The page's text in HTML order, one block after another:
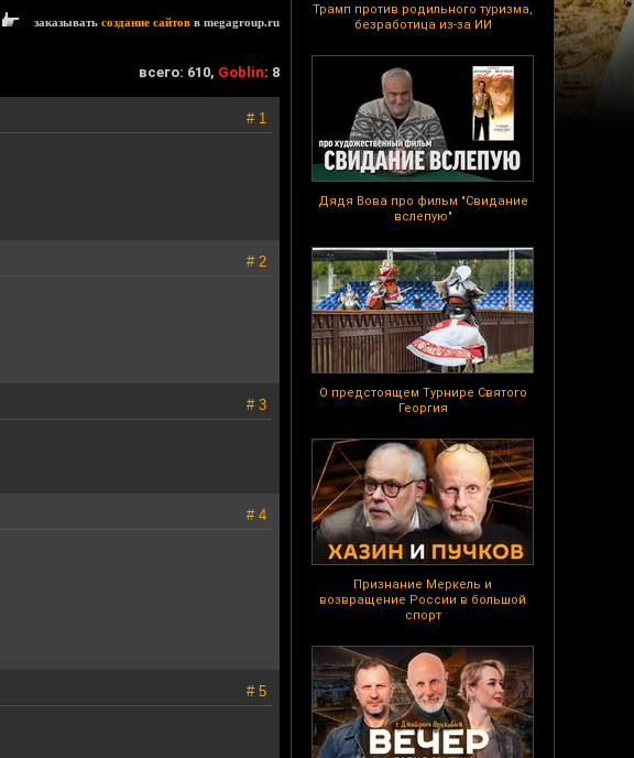
Трамп против родильного туризма,
безработица из-за ИИ
Дядя Вова про фильм "Свидание
вслепую"
О предстоящем Турнире Святого
Георгия
Признание Меркель и
возвращение России в большой
спорт
заказывать создание сайтов в megagroup.ru
всего: 610, Goblin: 8
# 1
# 2
# 3
# 4
# 5